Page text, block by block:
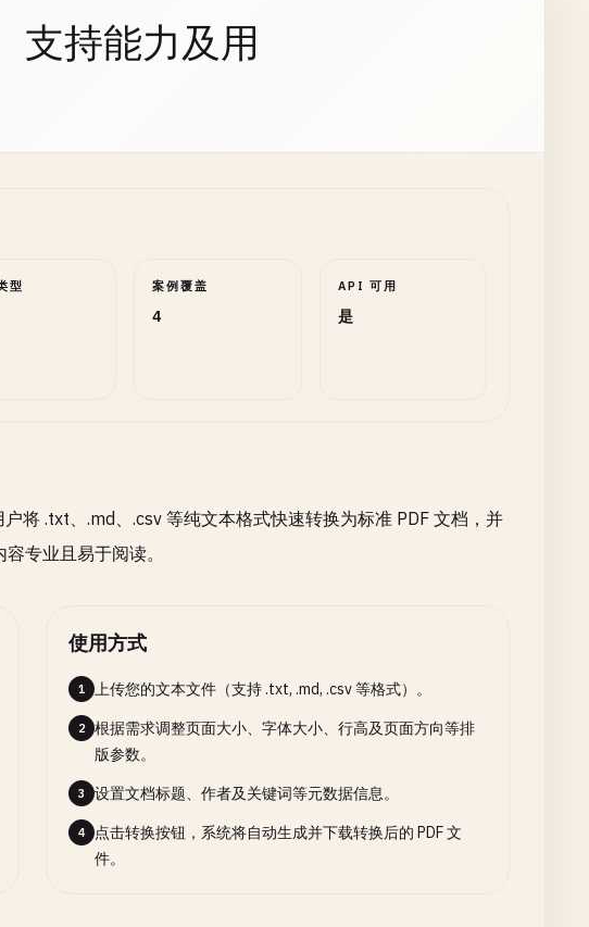
支持能力及用
型 案例覆盖
4
API 可用
是
将 .txt、.md、.csv 等纯文本格式快速转换为标准 PDF 文档，并
专业且易于阅读。
使用方式
1 上传您的文本文件（支持 .txt, .md, .csv 等格式）。
2
根据需求调整页面大小、字体大小、行高及页面方向等排
版参数。
3 设置文档标题、作者及关键词等元数据信息。
4
点击转换按钮，系统将自动生成并下载转换后的 PDF 文
件。